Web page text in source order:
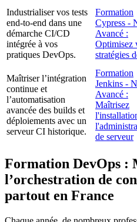
Industrialiser vos tests
end-to-end dans une
démarche CI/CD
intégrée à vos
pratiques DevOps.
Formation
Cypress -
Avancé :
Optimisez
stratégies
Maîtriser l’intégration
continue et
l’automatisation
avancée des builds et
déploiements avec un
serveur CI historique.
Formation
Jenkins -
Avancé :
Maîtrisez
de serveur
Formation DevOps :
l’orchestration de
partout en France